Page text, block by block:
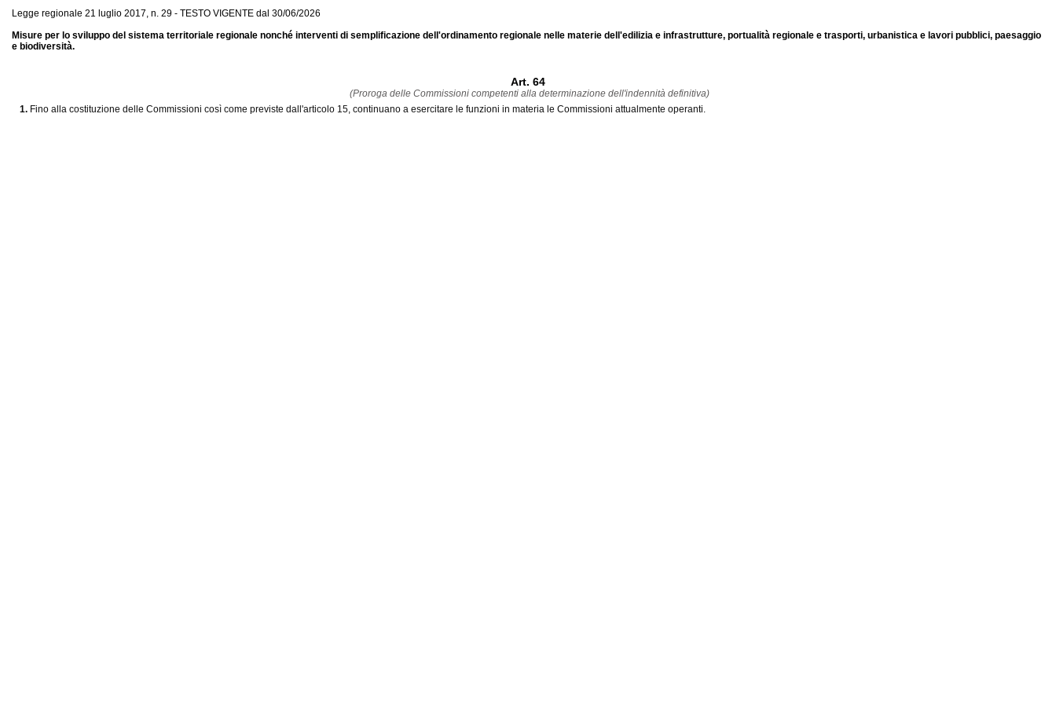
Legge regionale 21 luglio 2017, n. 29 - TESTO VIGENTE dal 30/06/2026
Misure per lo sviluppo del sistema territoriale regionale nonché interventi di semplificazione dell'ordinamento regionale nelle materie dell'edilizia e infrastrutture, portualità regionale e trasporti, urbanistica e lavori pubblici, paesaggio
e biodiversità.
Art. 64
(Proroga delle Commissioni competenti alla determinazione dell'indennità definitiva)
1. Fino alla costituzione delle Commissioni così come previste dall'articolo 15, continuano a esercitare le funzioni in materia le Commissioni attualmente operanti.